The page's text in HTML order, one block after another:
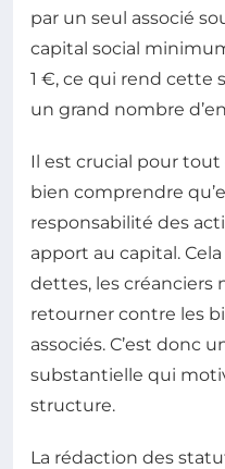
par un seul associé
capital social
1 €, ce qui rend cette
un grand nombre
Il est crucial pour tout
bien comprendre
responsabilité des
apport au capital.
dettes, les créanciers
retourner contre les
associés. C’est donc
substantielle qui
structure.
La rédaction des